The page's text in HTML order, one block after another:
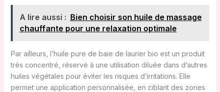
A lire aussi : Bien choisir son huile de massage
chauffante pour une relaxation optimale
Par ailleurs, l’huile pure de baie de laurier bio est un produit
très concentré, réservé à une utilisation diluée dans d’autres
huiles végétales pour éviter les risques d’irritations. Elle
permet une application personnalisée, en ciblant des zones